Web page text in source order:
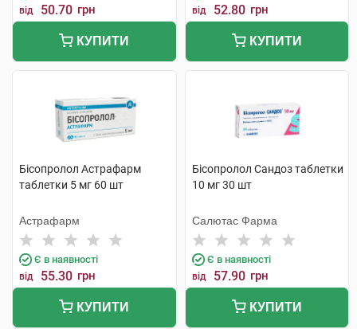
від 50.70 грн
КУПИТИ
від 52.80 грн
КУПИТИ
Бісопролол Астрафарм
таблетки 5 мг 60 шт
Астрафарм
Є в наявності
від 55.30 грн
КУПИТИ
Бісопролол Сандоз таблетки
10 мг 30 шт
Салютас Фарма
Є в наявності
від 57.90 грн
КУПИТИ